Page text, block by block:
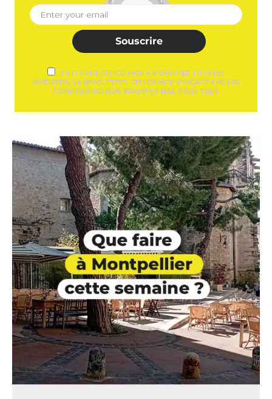
Souscrire
J'AUTORISE CITYCRUNCH À M'ENVOYER TOUS LES
VENDREDIS SA NEWSLETTER. CITYCRUNCH S'ENGAGE À NE PAS
COMMUNIQUER MON ADRESSE E-MAIL À DES TIERS.